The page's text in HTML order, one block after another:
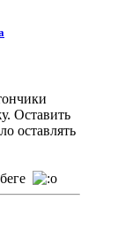
Оставить
оставлять